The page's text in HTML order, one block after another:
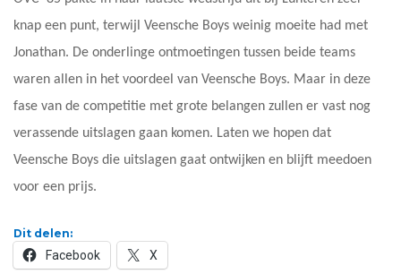
knap een punt, terwijl Veensche Boys weinig moeite had met
Jonathan. De onderlinge ontmoetingen tussen beide teams
waren allen in het voordeel van Veensche Boys. Maar in deze
fase van de competitie met grote belangen zullen er vast nog
verassende uitslagen gaan komen. Laten we hopen dat
Veensche Boys die uitslagen gaat ontwijken en blijft meedoen
voor een prijs.
Dit delen:
Facebook X